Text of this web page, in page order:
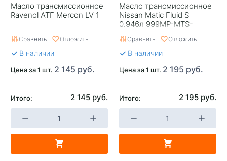
Масло трансмиссионное
Ravenol ATF Mercon LV 1
Сравнить Отложить
В наличии
Цена за 1 шт. 2 145 руб.
Итого: 2 145 руб.
Масло трансмиссионное
Nissan Matic Fluid S_
0.946л 999MP-MTS-
00P/999MP-MAT-00S
Сравнить Отложить
В наличии
Цена за 1 шт. 2 195 руб.
Итого: 2 195 руб.